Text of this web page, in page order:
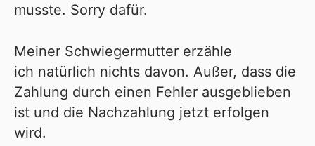
musste. Sorry dafür.
Meiner Schwiegermutter erzähle
ich natürlich nichts davon. Außer, dass die
Zahlung durch einen Fehler ausgeblieben
ist und die Nachzahlung jetzt erfolgen
wird.